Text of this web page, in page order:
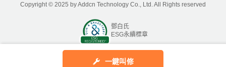
一鍵叫修
Copyright © 2025 by Addcn Technology Co., Ltd. All Rights reserved
鄧白氏
ESG永續標章